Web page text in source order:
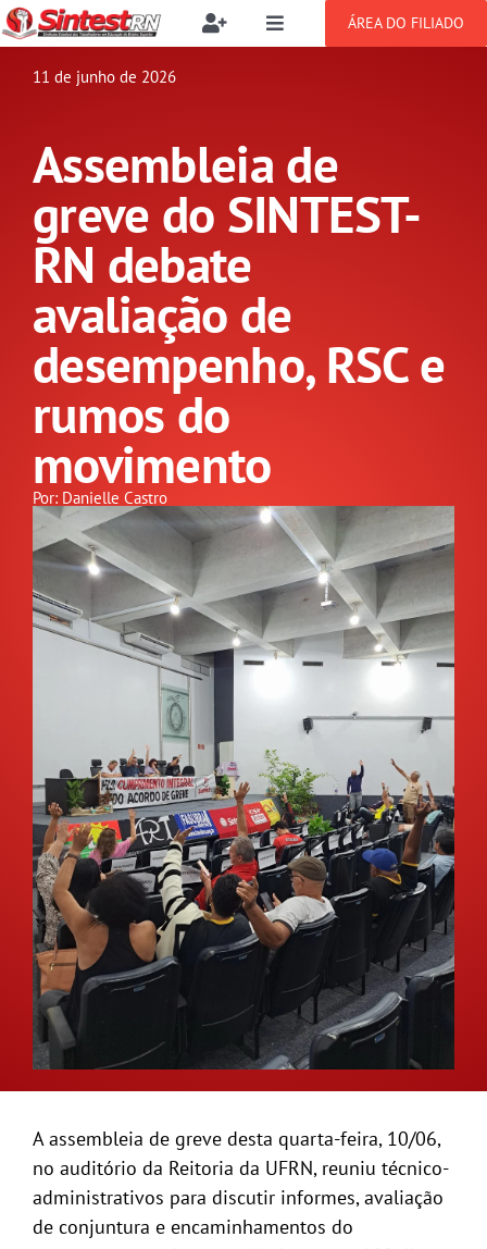
Ir
para
Toggle
Buscar
resultados
Filie-se
Benefícios
Setor jurídico
Toggle
SOBRE
NOTÍCIAS
PUBLICAÇÕES
CONGRESSOS
GREVE
DOCUMENTOS
GALERIA
ÁREA DO FILIADO
11 de junho de 2026
Assembleia de
greve do SINTEST-
RN debate
avaliação de
desempenho, RSC e
rumos do
movimento
Por: Danielle Castro
A assembleia de greve desta quarta-feira, 10/06,
no auditório da Reitoria da UFRN, reuniu técnico-
administrativos para discutir informes, avaliação
de conjuntura e encaminhamentos do